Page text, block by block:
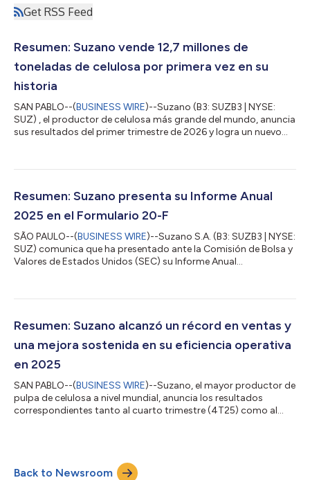
Get RSS Feed
Resumen: Suzano vende 12,7 millones de
toneladas de celulosa por primera vez en su
historia
SAN PABLO--(BUSINESS WIRE)--Suzano (B3: SUZB3 | NYSE:
SUZ) , el productor de celulosa más grande del mundo, anuncia
sus resultados del primer trimestre de 2026 y logra un nuevo
12,7 millones de toneladas de celulosa, el volumen más alto
además vendió 1,7 millones de toneladas de papel en los
segmentos de embalaje,...
Resumen: Suzano presenta su Informe Anual
2025 en el Formulario 20-F
SÃO PAULO--(BUSINESS WIRE)--Suzano S.A. (B3: SUZB3 | NYSE:
SUZ) comunica que ha presentado ante la Comisión de Bolsa y
Valores de Estados Unidos (SEC) su Informe Anual
de la empresa pueden solicitar, sin coste, ejemplares impresos
auditados, a través del correo electrónico ri@suzano.com.br. El
Resumen: Suzano alcanzó un récord en ventas y
una mejora sostenida en su eficiencia operativa
en 2025
SAN PABLO--(BUSINESS WIRE)--Suzano, el mayor productor de
pulpa de celulosa a nivel mundial, anuncia los resultados
correspondientes tanto al cuarto trimestre (4T25) como al
que pone de manifiesto sus iniciativas para alcanzar una mayor
eficiencia operativa. Las ventas de pulpa de celulosa y papel
Back to Newsroom